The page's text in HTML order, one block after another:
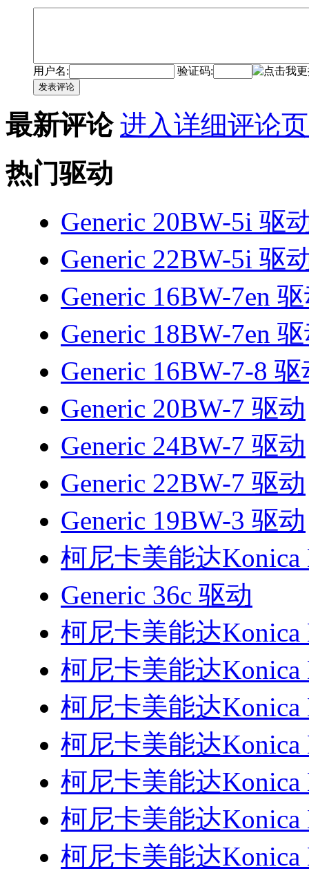
用户名: 验证码:
发表评论
最新评论 进入详细评论
热门驱动
Generic 20BW-5i 驱
Generic 22BW-5i 驱
Generic 16BW-7en
Generic 18BW-7en
Generic 16BW-7-8 驱
Generic 20BW-7 驱动
Generic 24BW-7 驱动
Generic 22BW-7 驱动
Generic 19BW-3 驱动
柯尼卡美能达
Generic 36c 驱动
柯尼卡美能达
柯尼卡美能达
柯尼卡美能达
柯尼卡美能达
柯尼卡美能达
柯尼卡美能达
柯尼卡美能达